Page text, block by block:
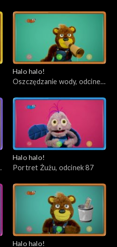
Halo halo!
Oszczędzanie wody, odcinek
Halo halo!
Portret Żużu, odcinek 87
Halo halo!